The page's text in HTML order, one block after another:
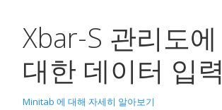
Xbar-S 관리도에
대한 데이터 입력
Minitab 에 대해 자세히 알아보기